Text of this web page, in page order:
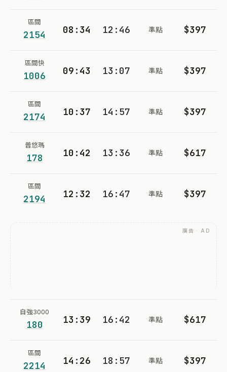
區間
2154 08:34 12:46 準點 $397
區間快
1006 09:43 13:07 準點 $397
區間
2174 10:37 14:57 準點 $397
普悠瑪
178 10:42 13:36 準點 $617
區間
2194 12:32 16:47 準點 $397
廣告 · AD
自強3000
180 13:39 16:42 準點 $617
區間
2214 14:26 18:57 準點 $397